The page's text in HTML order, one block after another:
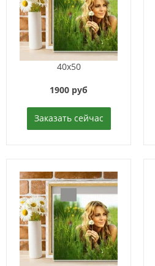
40x50
1900 руб
Заказать сейчас